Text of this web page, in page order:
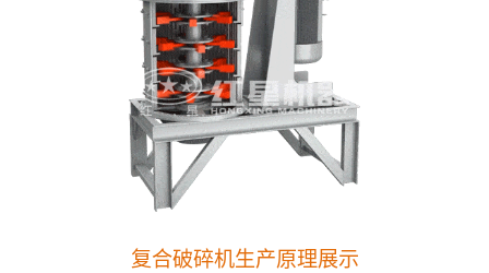
复合破碎机生产原理展示